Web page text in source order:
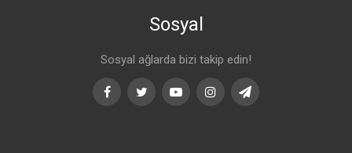
Sosyal
Sosyal ağlarda bizi takip edin!
FacebookTwitterYoutubeInstagramTelegram